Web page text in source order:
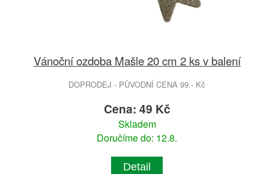
Vánoční ozdoba Mašle 20 cm 2 ks v balení
DOPRODEJ - PŮVODNÍ CENA 99.- Kč
Cena: 49 Kč
Skladem
Doručíme do: 12.8.
Detail